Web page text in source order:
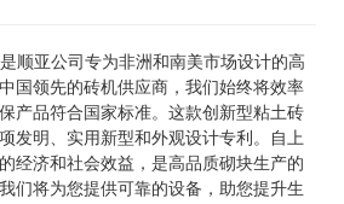
顺亚公司专为非洲和南美市场设计的高
国领先的砖机供应商，我们始终将效率
产品符合国家标准。这款创新型粘土砖
发明、实用新型和外观设计专利。自上
经济和社会效益，是高品质砌块生产的
们将为您提供可靠的设备，助您提升生